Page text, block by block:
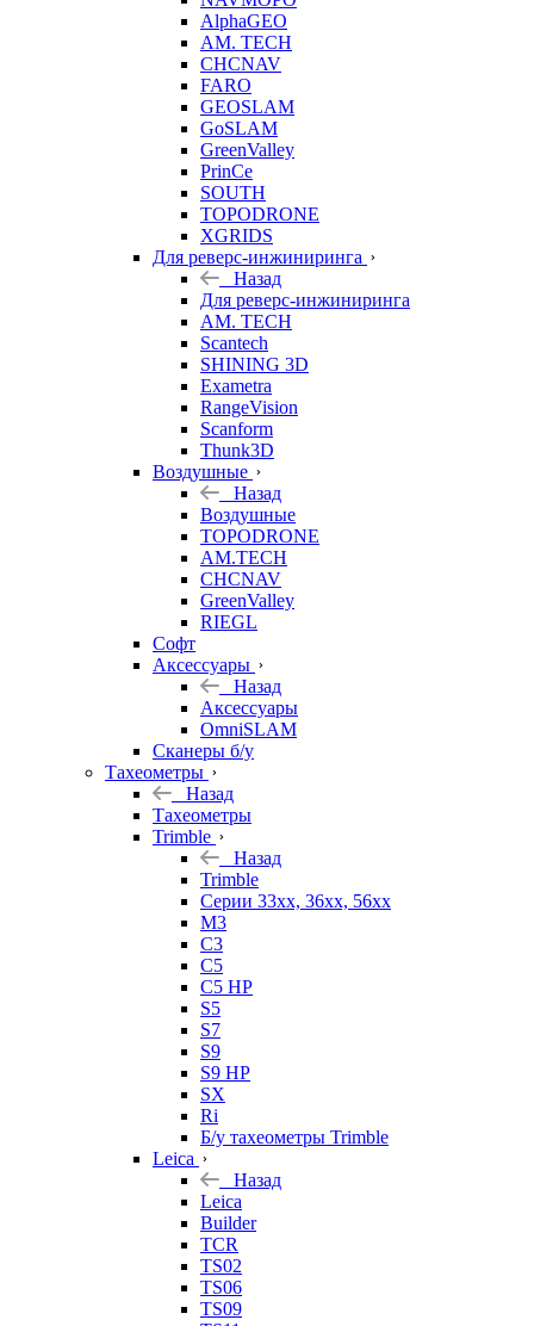
AlphaGEO
AM. TECH
CHCNAV
FARO
GEOSLAM
GoSLAM
GreenValley
PrinCe
SOUTH
TOPODRONE
XGRIDS
Для реверс-инжиниринга
Назад
Для реверс-инжиниринга
AM. TECH
Scantech
SHINING 3D
Exametra
RangeVision
Scanform
Thunk3D
Воздушные
Назад
Воздушные
TOPODRONE
AM.TECH
CHCNAV
GreenValley
RIEGL
Софт
Аксессуары
Назад
Аксессуары
OmniSLAM
Сканеры б/у
Тахеометры
Назад
Тахеометры
Trimble
Назад
Trimble
Серии 33xx, 36xx, 56xx
M3
C3
C5
C5 HP
S5
S7
S9
S9 HP
SX
Ri
Б/у тахеометры Trimble
Leica
Назад
Leica
Builder
TCR
TS02
TS06
TS09